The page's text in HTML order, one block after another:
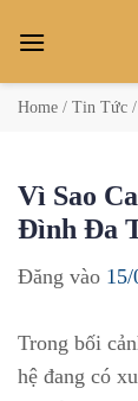
qua
dungHome / Tin Tức /
Vì Sao
Đình Đa
Đăng vào
Trong bối
hệ đang có